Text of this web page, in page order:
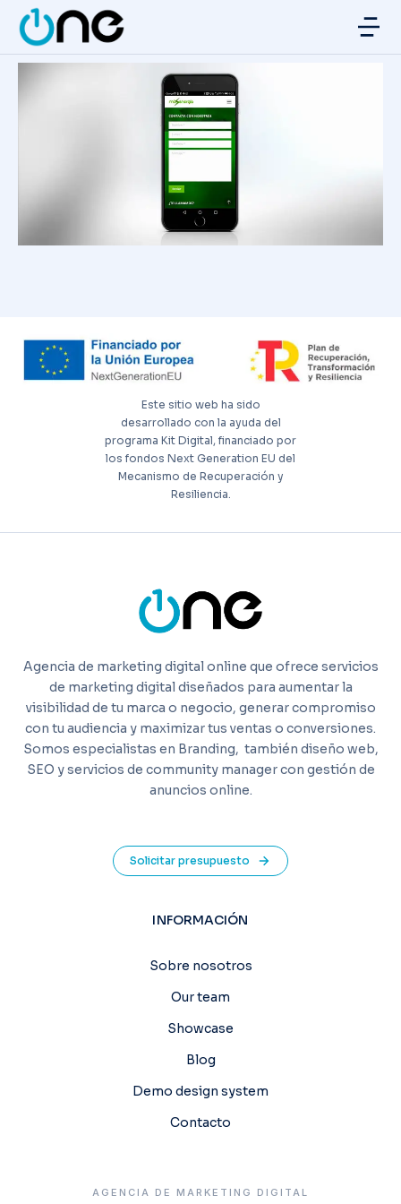
Este sitio web ha sido
desarrollado con la ayuda del
programa Kit Digital, financiado por
los fondos Next Generation EU del
Mecanismo de Recuperación y
Resiliencia.
Agencia de marketing digital online que ofrece servicios
de marketing digital diseñados para aumentar la
visibilidad de tu marca o negocio, generar compromiso
con tu audiencia y maximizar tus ventas o conversiones.
Somos especialistas en Branding, también diseño web,
SEO y servicios de community manager con gestión de
anuncios online.
Solicitar presupuesto
INFORMACIÓN
Sobre nosotros
Our team
Showcase
Blog
Demo design system
Contacto
AGENCIA DE MARKETING DIGITAL